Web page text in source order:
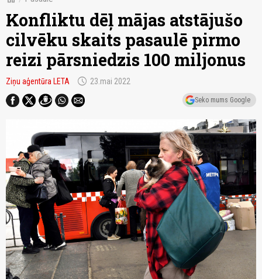
Konfliktu dēļ mājas atstājušo
cilvēku skaits pasaulē pirmo
reizi pārsniedzis 100 miljonus
Ziņu aģentūra LETA schedule 23.mai 2022
Seko mums Google